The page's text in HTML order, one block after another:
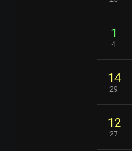
1
4
14
29
12
27